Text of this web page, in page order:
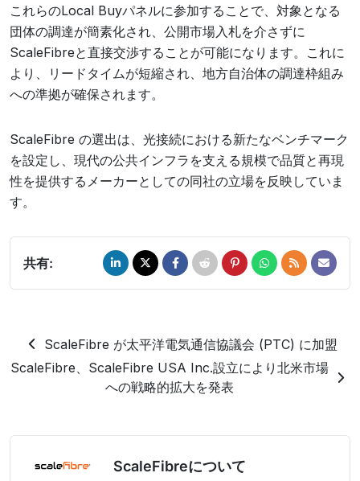
これらのLocal Buyパネルに参加することで、対象となる
団体の調達が簡素化され、公開市場入札を介さずに
ScaleFibreと直接交渉することが可能になります。これに
より、リードタイムが短縮され、地方自治体の調達枠組み
への準拠が確保されます。
ScaleFibre の選出は、光接続における新たなベンチマーク
を設定し、現代の公共インフラを支える規模で品質と再現
性を提供するメーカーとしての同社の立場を反映していま
す。
共有:
ScaleFibre が太平洋電気通信協議会 (PTC) に加盟
ScaleFibre、ScaleFibre USA Inc.設立により北米市場
への戦略的拡大を発表
ScaleFibreについて